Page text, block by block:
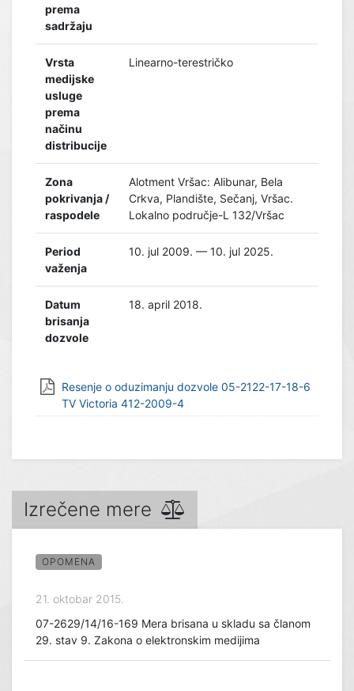
prema
sadržaju
Vrsta
medijske
usluge
prema
načinu
distribucije
Linearno-terestričko
Zona
pokrivanja /
raspodele
Alotment Vršac: Alibunar, Bela
Crkva, Plandište, Sečanj, Vršac.
Lokalno područje-L 132/Vršac
Period
važenja
10. jul 2009. — 10. jul 2025.
Datum
brisanja
dozvole
18. april 2018.
Resenje o oduzimanju dozvole 05-2122-17-18-6
TV Victoria 412-2009-4
Izrečene mere
OPOMENA
21. oktobar 2015.
07-2629/14/16-169 Mera brisana u skladu sa članom
29. stav 9. Zakona o elektronskim medijima